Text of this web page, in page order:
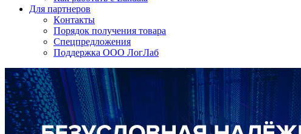
Для партнеров
Кoнтaкты
Порядок получения товара
Спецпредложения
Поддержка ООО ЛогЛаб